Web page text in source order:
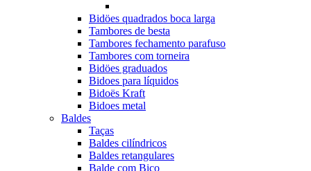
Bidöes quadrados boca larga
Tambores de besta
Tambores fechamento parafuso
Tambores com torneira
Bidöes graduados
Bidoes para líquidos
Bidoës Kraft
Bidoes metal
Baldes
Taças
Baldes cilíndricos
Baldes retangulares
Balde com Bico